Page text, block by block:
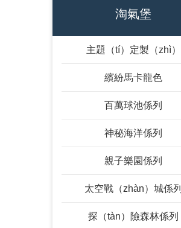
淘氣堡
主題（tí）定製（zhì）
繽紛馬卡龍色
百萬球池係列
神秘海洋係列
親子樂園係列
太空戰（zhàn）城係列
探（tàn）險森林係列